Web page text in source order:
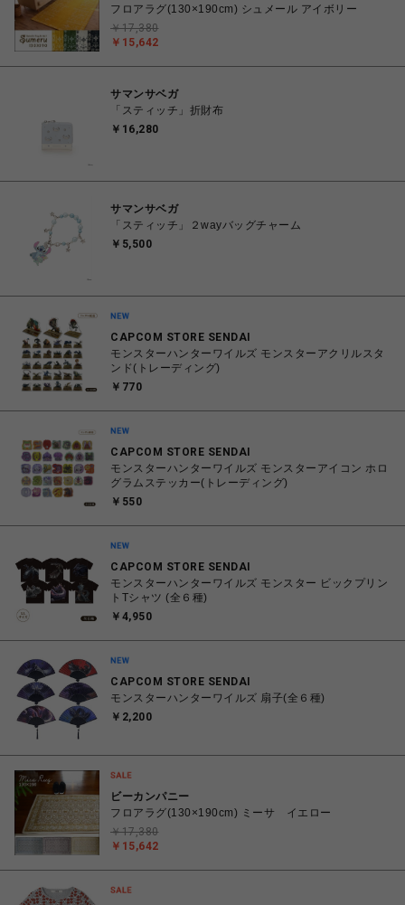
フロアラグ(130×190cm) シュメール アイボリー
￥15,642
￥17,380
サマンサベガ
「スティッチ」折財布
￥16,280
サマンサベガ
「スティッチ」２wayバッグチャーム
￥5,500
CAPCOM STORE SENDAI
モンスターハンターワイルズ モンスターアクリルスタ
ンド(トレーディング)
￥770
CAPCOM STORE SENDAI
モンスターハンターワイルズ モンスターアイコン ホロ
グラムステッカー(トレーディング)
￥550
CAPCOM STORE SENDAI
モンスターハンターワイルズ モンスター ビックプリン
トTシャツ (全６種)
￥4,950
CAPCOM STORE SENDAI
モンスターハンターワイルズ 扇子(全６種)
￥2,200
ビーカンパニー
フロアラグ(130×190cm) ミーサ イエロー
￥15,642
￥17,380